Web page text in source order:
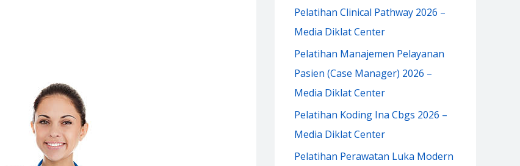
f
o
Pelatihan Clinical Pathway 2026 –
Media Diklat Center
Pelatihan Manajemen Pelayanan
Pasien (Case Manager) 2026 –
Media Diklat Center
Pelatihan Koding Ina Cbgs 2026 –
Media Diklat Center
Pelatihan Perawatan Luka Modern